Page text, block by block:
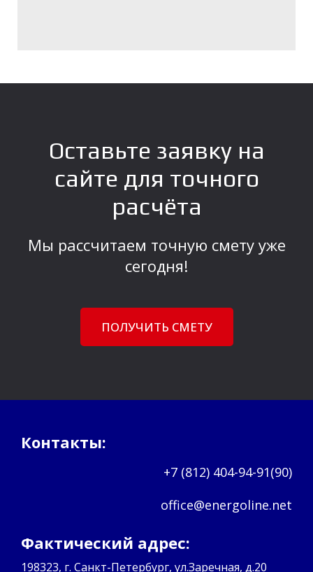
Оставьте заявку на
сайте для точного
расчёта
Мы рассчитаем точную смету уже
сегодня!
ПОЛУЧИТЬ СМЕТУ
Контакты:
+7 (812) 404-94-91(90)
office@energoline.net
Фактический адрес:
198323, г. Санкт-Петербург, ул.Заречная, д.20